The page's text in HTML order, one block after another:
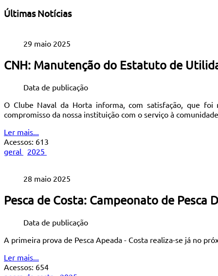
Últimas Notícias
29 maio 2025
CNH: Manutenção do Estatuto de
Data de publicação
O Clube Naval da Horta informa, com satisfação, que
compromisso da nossa instituição com o serviço à
Ler mais...
Acessos: 613
geral
2025
28 maio 2025
Pesca de Costa: Campeonato de Pesca
Data de publicação
A primeira prova de Pesca Apeada - Costa realiza-se já no
Ler mais...
Acessos: 654